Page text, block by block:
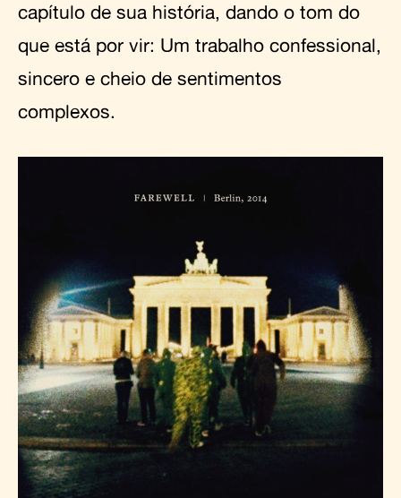
capítulo de sua história, dando o tom do
que está por vir: Um trabalho confessional,
sincero e cheio de sentimentos
complexos.